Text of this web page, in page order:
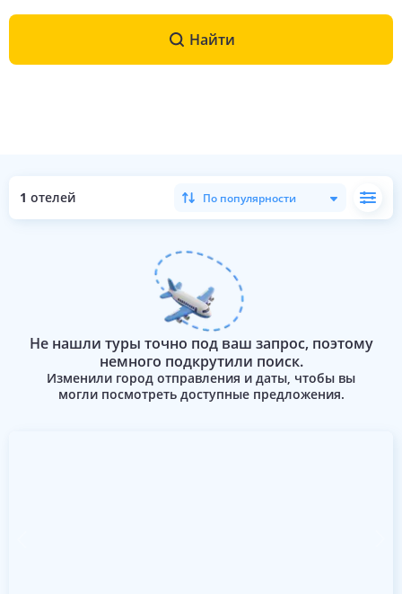
Найти
1 отелей По популярности
Не нашли туры точно под ваш запрос, поэтому
немного подкрутили поиск.
Изменили город отправления и даты, чтобы вы
могли посмотреть доступные предложения.